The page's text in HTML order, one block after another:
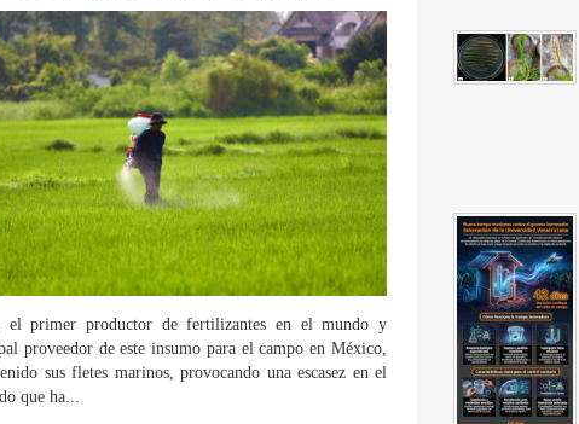
el primer productor de fertilizantes en el mundo y
proveedor de este insumo para el campo en México,
sus fletes marinos, provocando una escasez en el
que ha...